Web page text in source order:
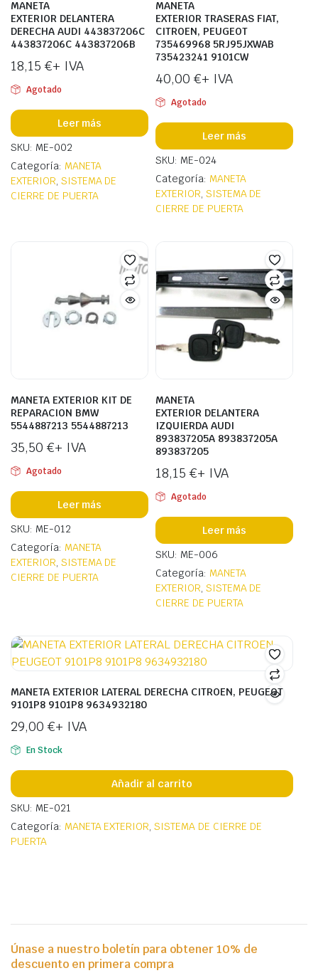
MANETA
EXTERIOR DELANTERA
DERECHA AUDI 443837206C
443837206C 443837206B
18,15 €+ IVA
Agotado
Leer más
SKU: ME-002
Categoría: MANETA
EXTERIOR, SISTEMA DE
CIERRE DE PUERTA
MANETA
EXTERIOR TRASERAS FIAT,
CITROEN, PEUGEOT
735469968 5RJ95JXWAB
735423241 9101CW
40,00 €+ IVA
Agotado
Leer más
SKU: ME-024
Categoría: MANETA
EXTERIOR, SISTEMA DE
CIERRE DE PUERTA
MANETA EXTERIOR KIT DE
REPARACION BMW
5544887213 5544887213
35,50 €+ IVA
Agotado
Leer más
SKU: ME-012
Categoría: MANETA
EXTERIOR, SISTEMA DE
CIERRE DE PUERTA
MANETA
EXTERIOR DELANTERA
IZQUIERDA AUDI
893837205A 893837205A
893837205
18,15 €+ IVA
Agotado
Leer más
SKU: ME-006
Categoría: MANETA
EXTERIOR, SISTEMA DE
CIERRE DE PUERTA
MANETA EXTERIOR LATERAL DERECHA CITROEN, PEUGEOT
9101P8 9101P8 9634932180
29,00 €+ IVA
En Stock
Añadir al carrito
SKU: ME-021
Categoría: MANETA EXTERIOR,SISTEMA DE CIERRE DE
PUERTA
Únase a nuestro boletín para obtener 10% de
descuento en primera compra